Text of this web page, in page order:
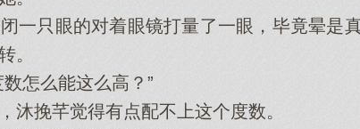
只眼的对着眼镜打量了一眼，毕竟晕是
。
怎么能这么高？”
挽芊觉得有点配不上这个度数。